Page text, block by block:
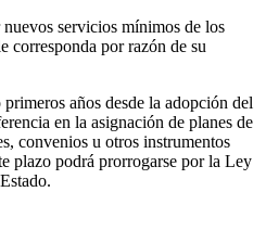
servicios mínimos de los
corresponda por razón de su
años desde la adopción del
en la asignación de planes de
convenios u otros instrumentos
plazo podrá prorrogarse por la Ley